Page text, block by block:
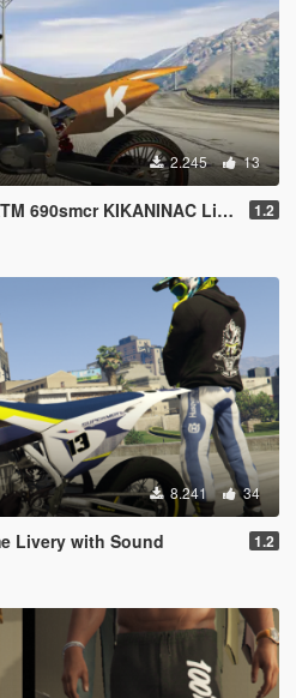
2.245 13
KIKANINAC Livery 1.2
8.241 34
Livery with Sound 1.2